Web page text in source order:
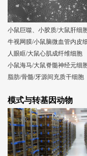
小鼠巨噬、小胶质/大鼠肝细
牛视网膜/小鼠脑微血管内皮
人眼眶/大鼠心肌成纤维细胞
小鼠海马/大鼠脊髓神经元细
脂肪/骨髓/牙源间充质干细胞
模式与转基因动物